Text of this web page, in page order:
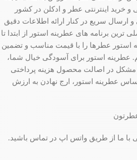
خرید اینترنتی عطر و ادکلن در کشور
ارسال سریع در کنار ارائه اطلاعات دقیق
ترین برنامه های عطرینه استور از ابتدا تا
استور عطرها را با قیمت مناسب و تضمین
عطرینه استور برای آسودگی خیال شما،
در اصالت محصول هزینه پرداختی
عطرینه استور، ارج نهادن به ارزش
با ما از طریق واتس اپ در تماس باشید.